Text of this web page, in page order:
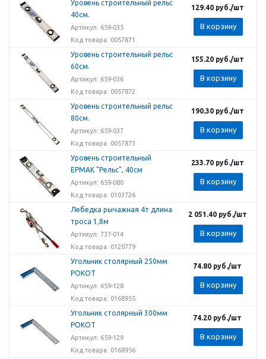
Уровень строительный рельс
40см.
Артикул: 659-035
Код товара: 0057871
129.40руб./шт
В корзину
Уровень строительный рельс
60см.
Артикул: 659-036
Код товара: 0057872
155.20руб./шт
В корзину
Уровень строительный рельс
80см.
Артикул: 659-037
Код товара: 0057873
190.30руб./шт
В корзину
Уровень строительный
ЕРМАК "Рельс", 40см
Артикул: 659-080
Код товара: 0103726
233.70руб./шт
В корзину
Лебедка рычажная 4т длина
троса 1,8м
Артикул: 737-014
Код товара: 0120779
2 051.40руб./шт
В корзину
Угольник столярный 250мм
РОКОТ
Артикул: 659-128
Код товара: 0168955
74.80 руб./шт
В корзину
Угольник столярный 300мм
РОКОТ
Артикул: 659-129
Код товара: 0168956
74.20 руб./шт
В корзину